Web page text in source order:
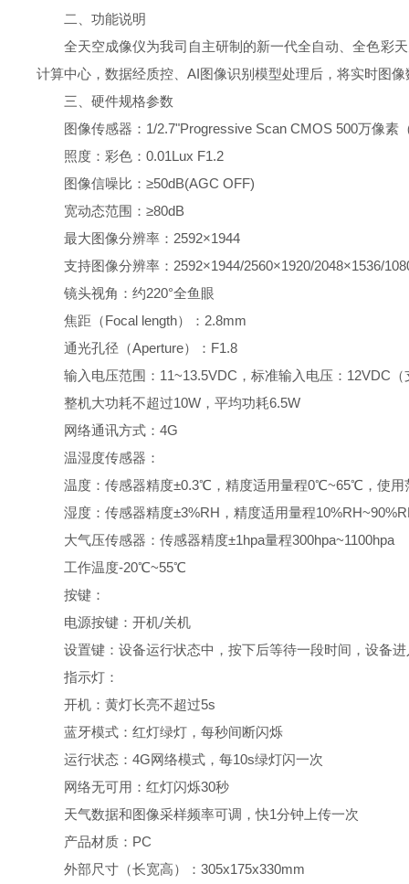
二、功能说明
全天空成像仪为我司自主研制的新一代全自动、全色彩
计算中心，数据经质控、AI图像识别模型处理后，将实时图
三、硬件规格参数
图像传感器：1/2.7"Progressive Scan CMOS 500万像
照度：彩色：0.01Lux F1.2
图像信噪比：≥50dB(AGC OFF)
宽动态范围：≥80dB
最大图像分辨率：2592×1944
支持图像分辨率：2592×1944/2560×1920/2048×1536/
镜头视角：约220°全鱼眼
焦距（Focal length）：2.8mm
通光孔径（Aperture）：F1.8
输入电压范围：11~13.5VDC，标准输⼊电压：12VDC
整机大功耗不超过10W，平均功耗6.5W
网络通讯方式：4G
温湿度传感器：
温度：传感器精度±0.3℃，精度适用量程0℃~65℃，使
湿度：传感器精度±3%RH，精度适用量程
大气压传感器：传感器精度±1hpa量程300hpa~1100hpa
工作温度-20℃~55℃
按键：
电源按键：开机/关机
设置键：设备运行状态中，按下后等待一段时间，设备
指示灯：
开机：黄灯长亮不超过5s
蓝牙模式：红灯绿灯，每秒间断闪烁
运行状态：4G网络模式，每10s绿灯闪一次
网络无可用：红灯闪烁30秒
天气数据和图像采样频率可调，快1分钟上传一次
产品材质：PC
外部尺寸（长宽高）：305x175x330mm